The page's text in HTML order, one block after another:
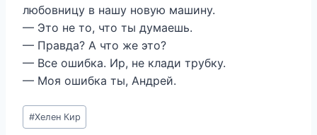
любовницу в нашу новую машину.
— Это не то, что ты думаешь.
— Правда? А что же это?
— Все ошибка. Ир, не клади трубку.
— Моя ошибка ты, Андрей.
Метки
записи:
#Хелен Кир